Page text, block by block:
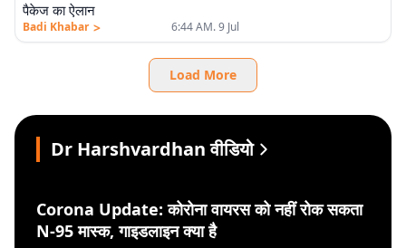
पैकेज का ऐलान
Badi Khabar > 6:44 AM. 9 Jul
Load More
Dr Harshvardhan वीडियो
Corona Update: कोरोना वायरस को नहीं रोक सकता
N-95 मास्क, गाइडलाइन क्या है